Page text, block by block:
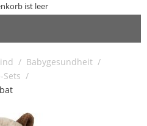
ist leer
/ Babygesundheit /
Sets /